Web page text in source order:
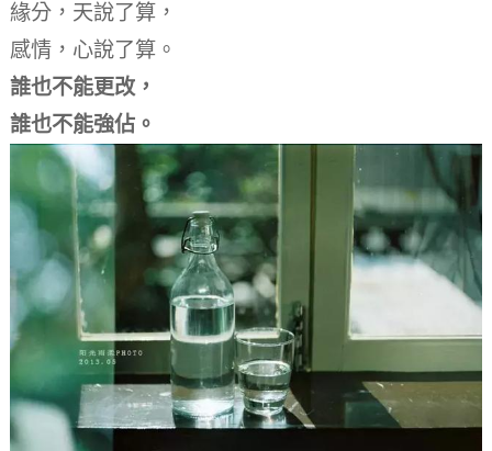
緣分，天說了算，
感情，心說了算。
誰也不能更改，
誰也不能強佔。